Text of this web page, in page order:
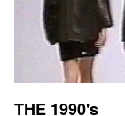
THE 1990's